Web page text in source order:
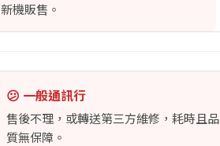
新機販售。
😕 一般通訊行
售後不理，或轉送第三方維修，耗時且品
質無保障。